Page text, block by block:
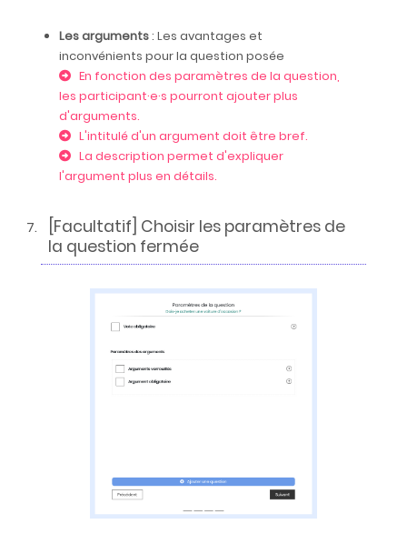
Les arguments: Les avantages et
inconvénients pour la question posée
En fonction des paramètres de la question,
les participant·e·s pourront ajouter plus
d'arguments.
L'intitulé d'un argument doit être bref.
La description permet d'expliquer
l'argument plus en détails.
[Facultatif] Choisir les paramètres de
la question fermée